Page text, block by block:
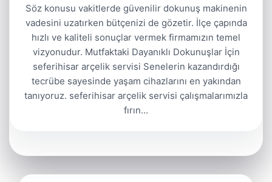
Söz konusu vakitlerde güvenilir dokunuş makinenin
vadesini uzatırken bütçenizi de gözetir. İlçe çapında
hızlı ve kaliteli sonuçlar vermek firmamızın temel
vizyonudur. Mutfaktaki Dayanıklı Dokunuşlar İçin
seferihisar arçelik servisi Senelerin kazandırdığı
tecrübe sayesinde yaşam cihazlarını en yakından
tanıyoruz. seferihisar arçelik servisi çalışmalarımızla
fırın…